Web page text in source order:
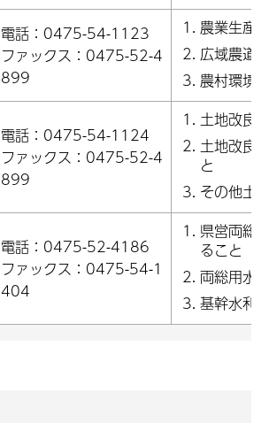
電話：0475-54-1123
ファックス：0475-52-4
899
農業生産
広域農道
農村環境
電話：0475-54-1124
ファックス：0475-52-4
899
土地改良
土地改良
と
その他土
電話：0475-52-4186
ファックス：0475-54-1
404
県営両総
ること
両総用水
基幹水利